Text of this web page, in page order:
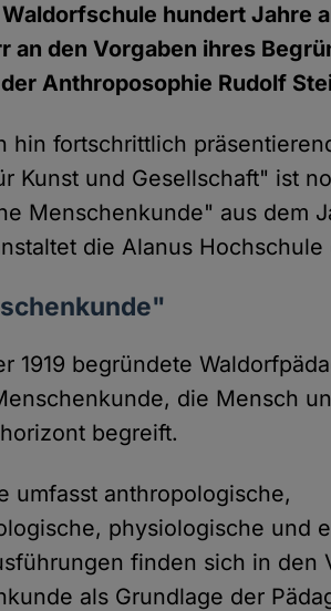
hundert Jahre
an den Vorgaben ihres
Anthroposophie Rudolf
hin fortschrittlich
Kunst und Gesellschaft" ist
Menschenkunde" aus dem
die Alanus Hochschule
1919 begründete
die Mensch
begreift.
umfasst anthropologische,
physiologische und
finden sich in den
als Grundlage der